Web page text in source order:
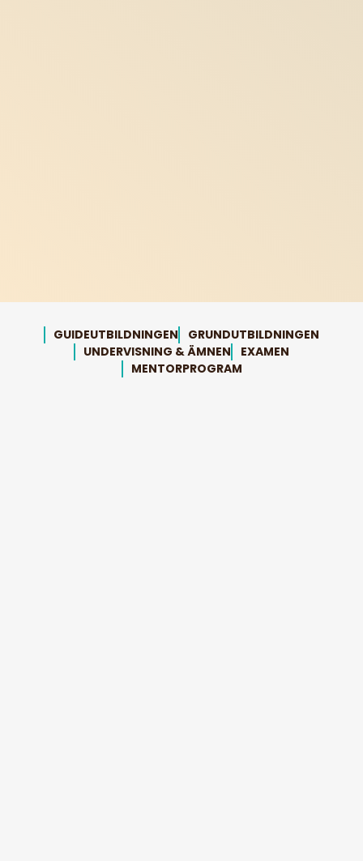
GUIDEUTBILDNINGEN
GRUNDUTBILDNINGEN
UNDERVISNING & ÄMNEN
EXAMEN
MENTORPROGRAM